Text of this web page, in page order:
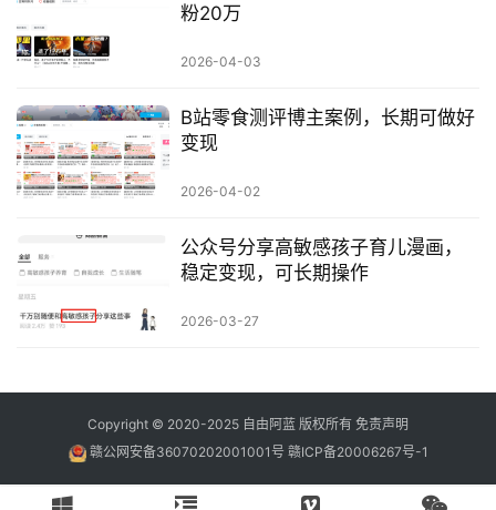
粉20万
2026-04-03
B站零食测评博主案例，长期可做好
变现
2026-04-02
公众号分享高敏感孩子育儿漫画，
稳定变现，可长期操作
2026-03-27
Copyright © 2020-2025 自由阿蓝 版权所有 免责声明
赣公网安备36070202001001号 赣ICP备20006267号-1